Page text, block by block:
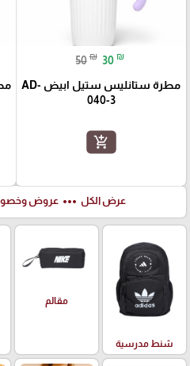
50 ₪ 30 ₪
مطرة ستانليس ستيل ابيض AD-
040-3
add_shopping_cart
عرض الكل more_horiz عروض
شنط مدرسية
مقالم